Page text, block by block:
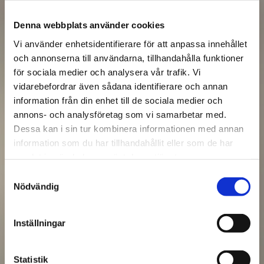
Denna webbplats använder cookies
Vi använder enhetsidentifierare för att anpassa innehållet
och annonserna till användarna, tillhandahålla funktioner
för sociala medier och analysera vår trafik. Vi
vidarebefordrar även sådana identifierare och annan
information från din enhet till de sociala medier och
annons- och analysföretag som vi samarbetar med.
Dessa kan i sin tur kombinera informationen med annan
information som du har tillhandahållit eller som de har
Nödvändig
Inställningar
Statistik
Gravidmassage
gravidmassage. Bara att få slappna av en
stund är otroligt viktigt, då du som gravid
kan känna dig stressad och få spänningar i
kroppen. Vid massage frigörs endorfiner,
ett lyckohormon som hjälper kroppen att
slappna av. Vid massage ser du även till
att förebygga eventuella svullnader i
fötter och ben, något som kan förekomma